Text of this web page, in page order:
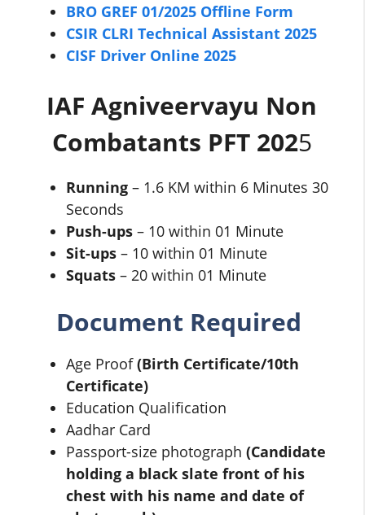
BRO GREF 01/2025 Offline Form
CSIR CLRI Technical Assistant 2025
CISF Driver Online 2025
IAF Agniveervayu Non
Combatants PFT 2025
Running – 1.6 KM within 6 Minutes 30
Seconds
Push-ups – 10 within 01 Minute
Sit-ups – 10 within 01 Minute
Squats – 20 within 01 Minute
Document Required
Age Proof(Birth Certificate/10th
Certificate)
Education Qualification
Aadhar Card
Passport-size photograph (Candidate
holding a black slate front of his
chest with his name and date of